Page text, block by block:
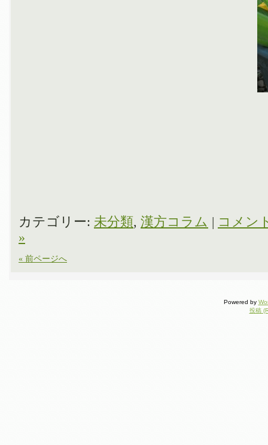
カテゴリー: 未分類, 漢方コラム
コメン
»
« 前ページへ
Powered by
投稿